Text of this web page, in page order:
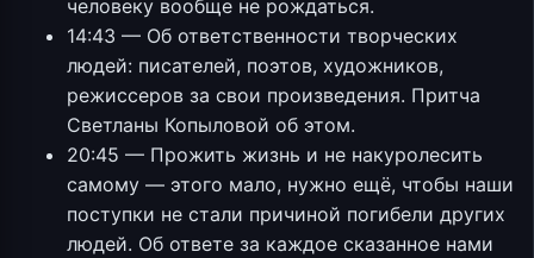
человеку вообще не рождаться.
14:43 — Об ответственности творческих
людей: писателей, поэтов, художников,
режиссеров за свои произведения. Притча
Светланы Копыловой об этом.
20:45 — Прожить жизнь и не накуролесить
самому — этого мало, нужно ещё, чтобы наши
поступки не стали причиной погибели других
людей. Об ответе за каждое сказанное нами